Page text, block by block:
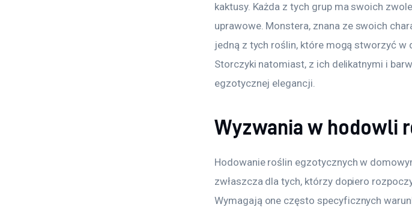
kaktusy. Każda z tych grup ma swoich
uprawowe. Monstera, znana ze swoich
jedną z tych roślin, które mogą stworzyć w
Storczyki natomiast, z ich delikatnymi i
egzotycznej elegancji.
Wyzwania w hodowli
Hodowanie roślin egzotycznych w
zwłaszcza dla tych, którzy dopiero
Wymagają one często specyficznych